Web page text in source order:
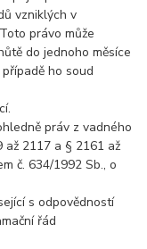
vzniklých v
právo může
do jednoho měsíce
ho soud
práv z vadného
až 2117 a § 2161 až
č. 634/1992 Sb., o
s odpovědností
řád